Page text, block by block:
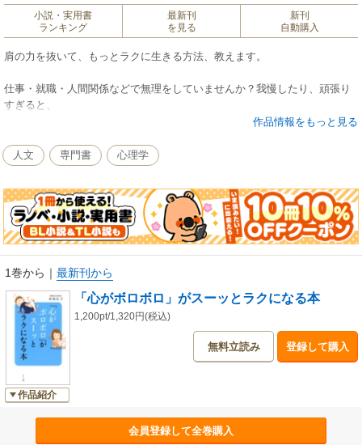
小説・実用書
ランキング
最新刊
を見る
新刊
自動購入
肩の力を抜いて、もっとラクに生きる方法、教えます。
仕事・就職・人間関係などで無理をしていませんか？我慢したり、頑張り
すぎると、
心はどんどん苦しくなって、すり減ってしまいます。「心がボロボロ」と
必要なのは、これまでの自分を認め、自分にとって最も自然な形の生き方
に変えていくこと。
難しい人間関係の対処法など、対人関係療法の第一人者がアドバイスしま
す。
作品情報をもっと見る
人文 専門書 心理学
1巻から ｜ 最新刊から
作品紹介
「心がボロボロ」がスーッとラクになる本
1,200pt/1,320円(税込)
無料立読み 登録して購入
会員登録して全巻購入